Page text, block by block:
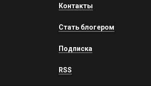
Контакты
Стать блогером
Подписка
RSS